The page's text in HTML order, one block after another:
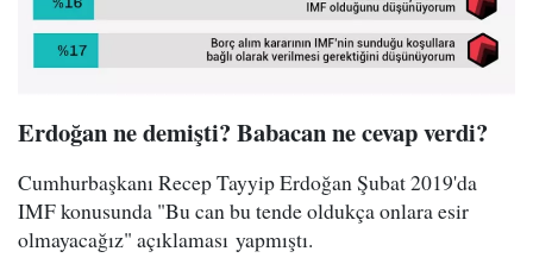
Erdoğan ne demişti? Babacan ne cevap verdi?
Cumhurbaşkanı Recep Tayyip Erdoğan Şubat 2019'da
IMF konusunda "Bu can bu tende oldukça onlara esir
olmayacağız" açıklaması yapmıştı.